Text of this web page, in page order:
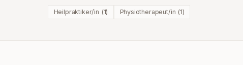
Heilpraktiker/in (1) Physiotherapeut/in (1)